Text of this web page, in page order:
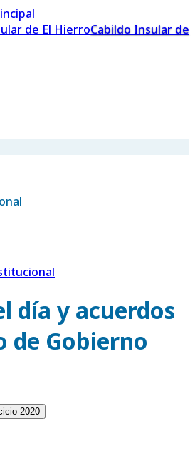
Cabildo Insular de
día y acuerdos
de Gobierno
2020